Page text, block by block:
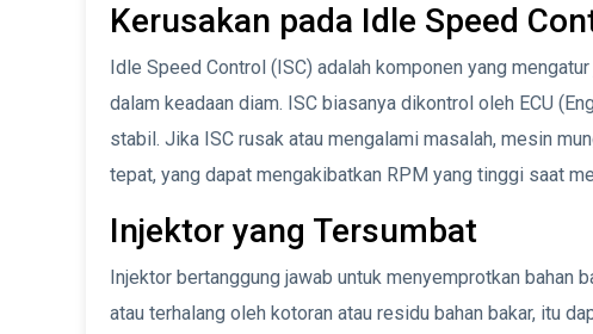
Kerusakan pada Idle Speed
Idle Speed Control (ISC) adalah komponen yang
dalam keadaan diam. ISC biasanya dikontrol oleh ECU
stabil. Jika ISC rusak atau mengalami masalah, mesin
tepat, yang dapat mengakibatkan RPM yang tinggi saat
Injektor yang Tersumbat
Injektor bertanggung jawab untuk menyemprotkan bahan
atau terhalang oleh kotoran atau residu bahan bakar, itu